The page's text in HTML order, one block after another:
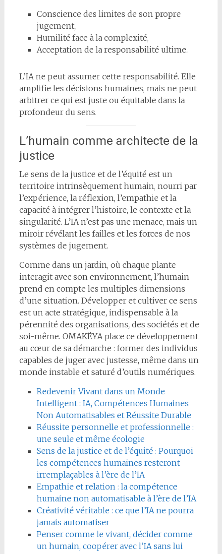
Conscience des limites de son propre
jugement,
Humilité face à la complexité,
Acceptation de la responsabilité ultime.
L’IA ne peut assumer cette responsabilité. Elle
amplifie les décisions humaines, mais ne peut
arbitrer ce qui est juste ou équitable dans la
profondeur du sens.
L’humain comme architecte de la
justice
Le sens de la justice et de l’équité est un
territoire intrinsèquement humain, nourri par
l’expérience, la réflexion, l’empathie et la
capacité à intégrer l’histoire, le contexte et la
singularité. L’IA n’est pas une menace, mais un
miroir révélant les failles et les forces de nos
systèmes de jugement.
Comme dans un jardin, où chaque plante
interagit avec son environnement, l’humain
prend en compte les multiples dimensions
d’une situation. Développer et cultiver ce sens
est un acte stratégique, indispensable à la
pérennité des organisations, des sociétés et de
soi-même. OMAKËYA place ce développement
au cœur de sa démarche : former des individus
capables de juger avec justesse, même dans un
monde instable et saturé d’outils numériques.
Redevenir Vivant dans un Monde
Intelligent : IA, Compétences Humaines
Non Automatisables et Réussite Durable
Réussite personnelle et professionnelle :
une seule et même écologie
Sens de la justice et de l’équité : Pourquoi
les compétences humaines resteront
irremplaçables à l’ère de l’IA
Empathie et relation : la compétence
humaine non automatisable à l’ère de l’IA
Créativité véritable : ce que l’IA ne pourra
jamais automatiser
Penser comme le vivant, décider comme
un humain, coopérer avec l’IA sans lui